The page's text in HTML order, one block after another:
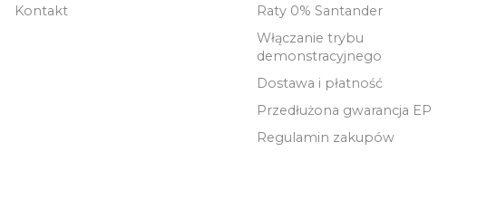
Kontakt
Raty 0% Santander
Włączanie trybu
demonstracyjnego
Dostawa i płatność
Przedłużona gwarancja EP
Regulamin zakupów